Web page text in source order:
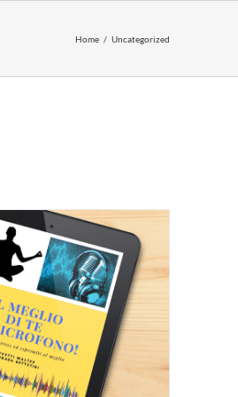
Home Uncategorized
/ DETTAGLI